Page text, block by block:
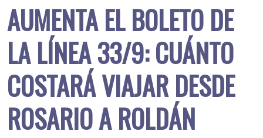
AUMENTA EL BOLETO DE
LA LÍNEA 33/9: CUÁNTO
COSTARÁ VIAJAR DESDE
ROSARIO A ROLDÁN